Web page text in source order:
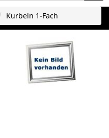
Kurbeln 1-Fach